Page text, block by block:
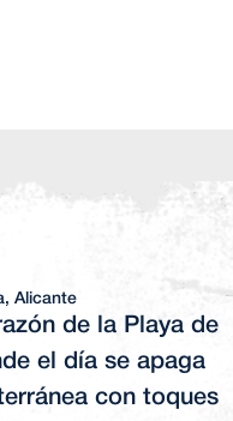
Alicante
de la Playa de
el día se apaga
con toques